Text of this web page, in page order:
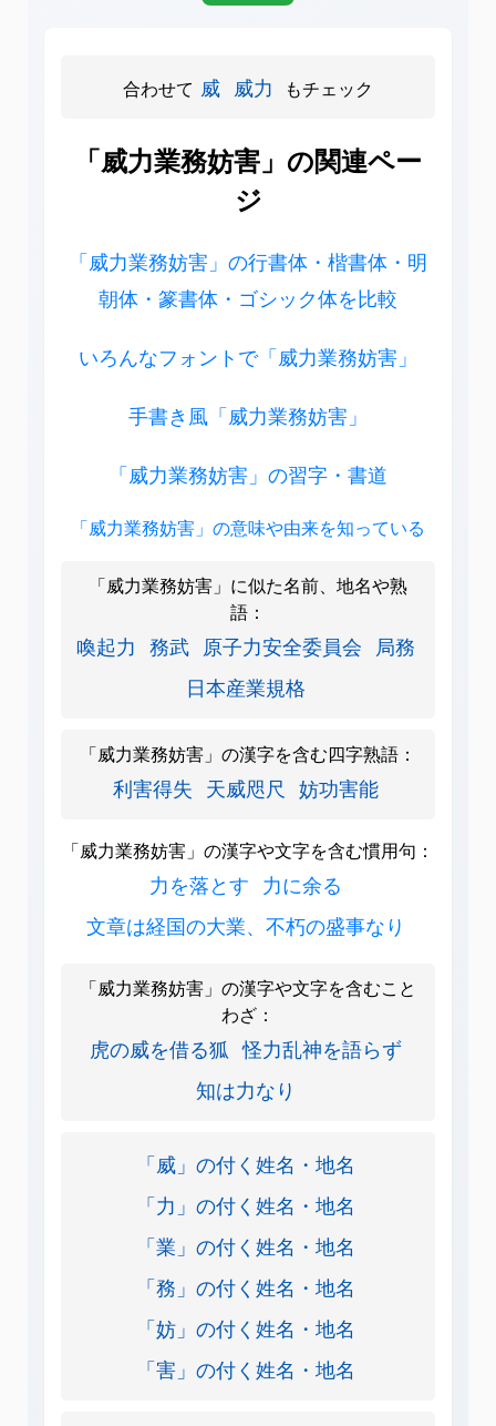
合わせて 威 威力 もチェック
「威力業務妨害」の関連ペー
ジ
「威力業務妨害」の行書体・楷書体・明
朝体・篆書体・ゴシック体を比較
いろんなフォントで「威力業務妨害」
手書き風「威力業務妨害」
「威力業務妨害」の習字・書道
「威力業務妨害」の意味や由来を知っている
「威力業務妨害」に似た名前、地名や熟
語：
喚起力 務武 原子力安全委員会 局務
日本産業規格
「威力業務妨害」の漢字を含む四字熟語：
利害得失 天威咫尺 妨功害能
「威力業務妨害」の漢字や文字を含む慣用句：
力を落とす 力に余る
文章は経国の大業、不朽の盛事なり
「威力業務妨害」の漢字や文字を含むこと
わざ：
虎の威を借る狐 怪力乱神を語らず
知は力なり
「威」の付く姓名・地名
「力」の付く姓名・地名
「業」の付く姓名・地名
「務」の付く姓名・地名
「妨」の付く姓名・地名
「害」の付く姓名・地名